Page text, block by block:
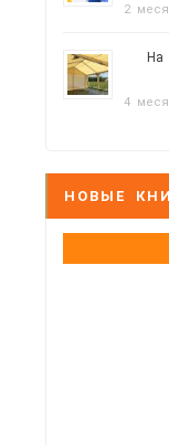
2
На
4
НОВЫЕ